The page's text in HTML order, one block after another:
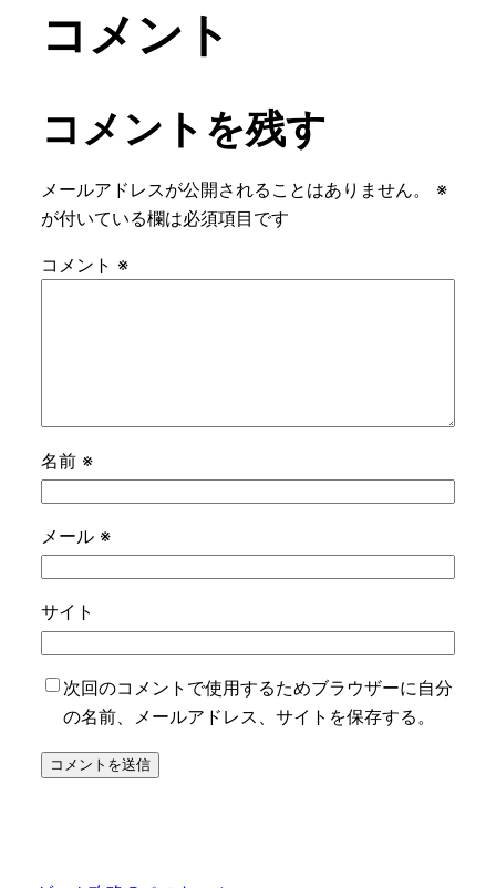
コメント
コメントを残す
メールアドレスが公開されることはありません。
※
が付いている欄は必須項目です
コメント ※
名前 ※
メール ※
サイト
次回のコメントで使用するためブラウザーに自分
の名前、メールアドレス、サイトを保存する。